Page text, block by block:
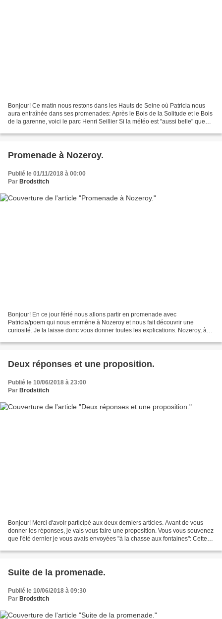
Bonjour! Ce matin nous restons dans les Hauts de Seine où Patricia nous
aura entraînée dans ses promenades: Après le Bois de la Solitude et le Bois
de la garenne, voici le parc Henri Seillier Si la météo est "aussi belle" que
Promenade à Nozeroy.
Publié le 01/11/2018 à 00:00
Par Brodstitch
Bonjour! En ce jour férié nous allons partir en promenade avec
Patricia/poem qui nous emmène à Nozeroy et nous fait découvrir une
curiosité. Je la laisse donc vous donner toutes les explications. Nozeroy, à
Deux réponses et une proposition.
Publié le 10/06/2018 à 23:00
Par Brodstitch
Bonjour! Merci d'avoir participé aux deux derniers articles. Avant de vous
donner les réponses, je vais vous faire une proposition. Vous vous souvenez
que l'été dernier je vous avais envoyées "à la chasse aux fontaines": Cette
Suite de la promenade.
Publié le 10/06/2018 à 09:30
Par Brodstitch